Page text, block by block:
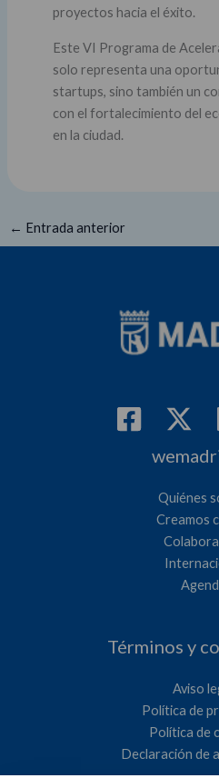
proyectos hacia el éxito.
Este VI Programa de
solo representa una
startups, sino también un
con el fortalecimiento del
en la ciudad.
← Entrada anterior
Quiénes
Creamos
Términos y
Aviso
Política de
Política de
Declaración de